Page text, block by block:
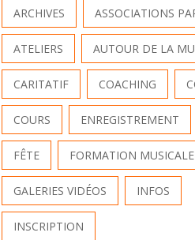
ARCHIVES ASSOCIATIONS
ATELIERS AUTOUR DE LA
CARITATIF COACHING
COURS ENREGISTREMENT
FÊTE FORMATION MUSICALE
GALERIES VIDÉOS INFOS
INSCRIPTION